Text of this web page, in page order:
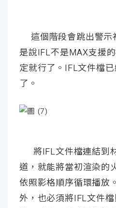
這個階段會跳出警示
是說IFL不是MAX支援
定就行了。IFL文件檔
了。
將IFL文件檔連結到
道，就能將當初渲染的
依照影格順序循環播放
外，也必須將IFL文件